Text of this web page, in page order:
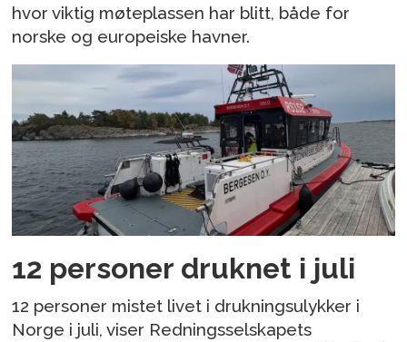
hvor viktig møteplassen har blitt, både for
norske og europeiske havner.
12 personer druknet i juli
12 personer mistet livet i drukningsulykker i
Norge i juli, viser Redningsselskapets